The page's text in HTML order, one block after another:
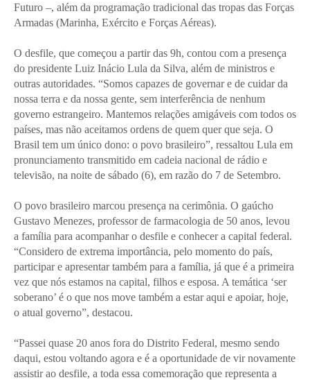
Futuro –, além da programação tradicional das tropas das Forças
Armadas (Marinha, Exército e Forças Aéreas).
O desfile, que começou a partir das 9h, contou com a presença
do presidente Luiz Inácio Lula da Silva, além de ministros e
outras autoridades. “Somos capazes de governar e de cuidar da
nossa terra e da nossa gente, sem interferência de nenhum
governo estrangeiro. Mantemos relações amigáveis com todos os
países, mas não aceitamos ordens de quem quer que seja. O
Brasil tem um único dono: o povo brasileiro”, ressaltou Lula em
pronunciamento transmitido em cadeia nacional de rádio e
televisão, na noite de sábado (6), em razão do 7 de Setembro.
O povo brasileiro marcou presença na cerimônia. O gaúcho
Gustavo Menezes, professor de farmacologia de 50 anos, levou
a família para acompanhar o desfile e conhecer a capital federal.
“Considero de extrema importância, pelo momento do país,
participar e apresentar também para a família, já que é a primeira
vez que nós estamos na capital, filhos e esposa. A temática ‘ser
soberano’ é o que nos move também a estar aqui e apoiar, hoje,
o atual governo”, destacou.
“Passei quase 20 anos fora do Distrito Federal, mesmo sendo
daqui, estou voltando agora e é a oportunidade de vir novamente
assistir ao desfile, a toda essa comemoração que representa a